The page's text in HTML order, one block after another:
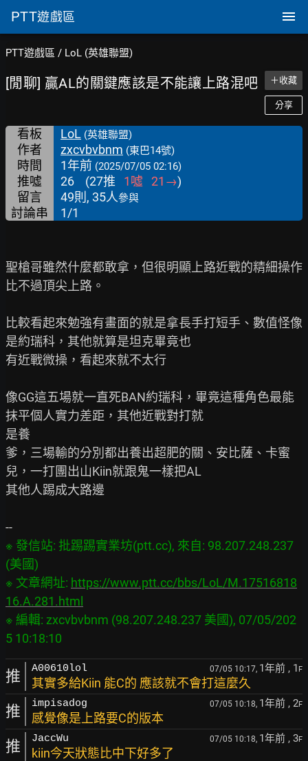
PTT遊戲區
PTT遊戲區 / LoL (英雄聯盟)
[閒聊] 贏AL的關鍵應該是不能讓上路混吧 ＋收藏
分享
看板 LoL (英雄聯盟)
作者 zxcvbvbnm (東巴14號)
時間 1年前 (2025/07/05 02:16)
推噓 26 (27推 1噓 21 →)
留言
49則, 35人參與
討論串 1/1
聖槍哥雖然什麼都敢拿，但很明顯上路近戰的精細操作
比不過頂尖上路。
比較看起來勉強有畫面的就是拿長手打短手、數值怪像
是約瑞科，其他就算是坦克畢竟也
有近戰微操，看起來就不太行
像GG這五場就一直死BAN約瑞科，畢竟這種角色最能
抹平個人實力差距，其他近戰對打就
是養
爹，三場輸的分別都出養出超肥的關、安比薩、卡蜜
兒，一打團出山Kiin就跟鬼一樣把AL
其他人踢成大路邊
※ 發信站: 批踢踢實業坊(ptt.cc), 來自: 98.207.248.237
(美國)
※ 文章網址: https://www.ptt.cc/bbs/LoL/M.17516818
16.A.281.html
※ 編輯: zxcvbvbnm (98.207.248.237 美國), 07/05/202
推 A00610lol 07/05 10:17, 1年前 , 1 F
其實多給Kiin 能C的 應該就不會打這麼久
推 impisadog 07/05 10:18, 1年前 , 2F
感覺像是上路要C的版本
推 JaccWu 07/05 10:18, 1年前 , 3F
kiin今天狀態比中下好多了